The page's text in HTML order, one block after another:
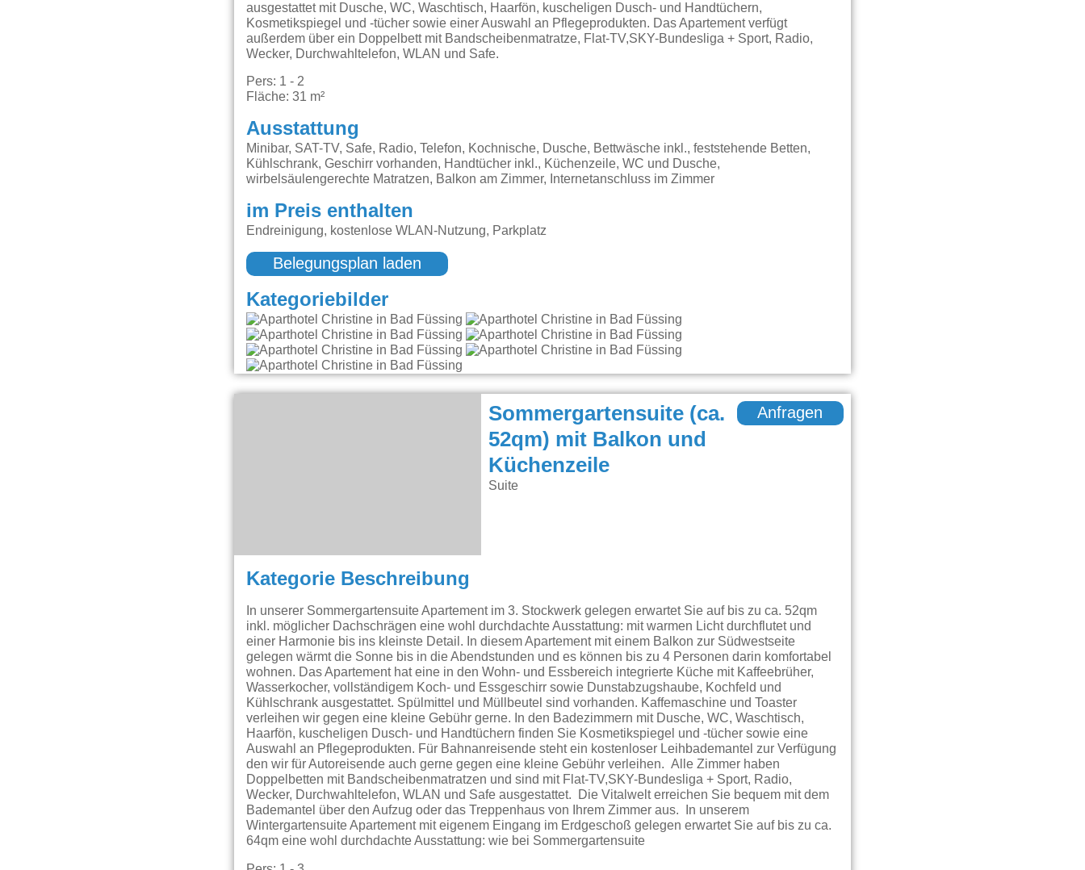
ausgestattet mit Dusche, WC, Waschtisch, Haarfön, kuscheligen Dusch- und Handtüchern,
Kosmetikspiegel und -tücher sowie einer Auswahl an Pflegeprodukten. Das Apartement verfügt
außerdem über ein Doppelbett mit Bandscheibenmatratze, Flat-TV,SKY-Bundesliga + Sport, Radio,
Wecker, Durchwahltelefon, WLAN und Safe.
Pers: 1 - 2
Fläche: 31 m²
Ausstattung
Minibar, SAT-TV, Safe, Radio, Telefon, Kochnische, Dusche, Bettwäsche inkl., feststehende Betten,
Kühlschrank, Geschirr vorhanden, Handtücher inkl., Küchenzeile, WC und Dusche,
wirbelsäulengerechte Matratzen, Balkon am Zimmer, Internetanschluss im Zimmer
im Preis enthalten
Endreinigung, kostenlose WLAN-Nutzung, Parkplatz
Belegungsplan laden
Kategoriebilder
Sommergartensuite (ca.
52qm) mit Balkon und
Küchenzeile
Suite
Anfragen
Kategorie Beschreibung
In unserer Sommergartensuite Apartement im 3. Stockwerk gelegen erwartet Sie auf bis zu ca. 52qm
inkl. möglicher Dachschrägen eine wohl durchdachte Ausstattung: mit warmen Licht durchflutet und
einer Harmonie bis ins kleinste Detail. In diesem Apartement mit einem Balkon zur Südwestseite
gelegen wärmt die Sonne bis in die Abendstunden und es können bis zu 4 Personen darin komfortabel
wohnen. Das Apartement hat eine in den Wohn- und Essbereich integrierte Küche mit Kaffeebrüher,
Wasserkocher, vollständigem Koch- und Essgeschirr sowie Dunstabzugshaube, Kochfeld und
Kühlschrank ausgestattet. Spülmittel und Müllbeutel sind vorhanden. Kaffemaschine und Toaster
verleihen wir gegen eine kleine Gebühr gerne. In den Badezimmern mit Dusche, WC, Waschtisch,
Haarfön, kuscheligen Dusch- und Handtüchern finden Sie Kosmetikspiegel und -tücher sowie eine
Auswahl an Pflegeprodukten. Für Bahnanreisende steht ein kostenloser Leihbademantel zur Verfügung
den wir für Autoreisende auch gerne gegen eine kleine Gebühr verleihen. Alle Zimmer haben
Doppelbetten mit Bandscheibenmatratzen und sind mit Flat-TV,SKY-Bundesliga + Sport, Radio,
Wecker, Durchwahltelefon, WLAN und Safe ausgestattet. Die Vitalwelt erreichen Sie bequem mit dem
Bademantel über den Aufzug oder das Treppenhaus von Ihrem Zimmer aus. In unserem
Wintergartensuite Apartement mit eigenem Eingang im Erdgeschoß gelegen erwartet Sie auf bis zu ca.
64qm eine wohl durchdachte Ausstattung: wie bei Sommergartensuite